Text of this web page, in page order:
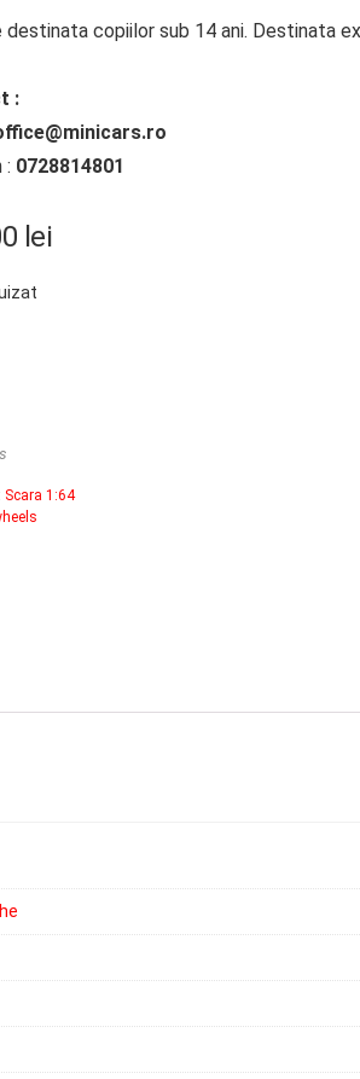
destinata copiilor sub 14 ani. Destinata
:
: 0728814801
lei
Scara 1:64